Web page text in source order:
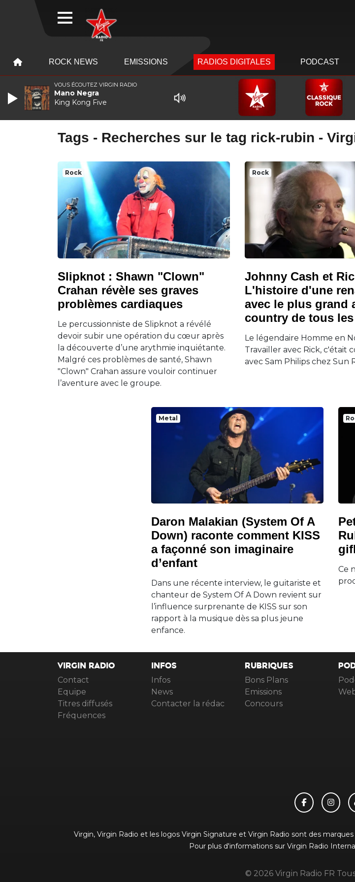
ROCK NEWS EMISSIONS RADIOS DIGITALES PODCAST
Tags - Recherches sur le tag rick-rubin -
Rock
Slipknot : Shawn "Clown"
Crahan révèle ses graves
problèmes cardiaques
Le percussionniste de Slipknot a révélé
devoir subir une opération du cœur après
la découverte d’une arythmie inquiétante.
Malgré ces problèmes de santé, Shawn
"Clown" Crahan assure vouloir continuer
l’aventure avec le groupe.
Rock
Johnny Cash et
L'histoire d'une
avec le plus grand
country de tous
Le légendaire Homme en
Travailler avec Rick, c'était
avec Sam Philips chez Sun
Metal
Daron Malakian (System Of A
Down) raconte comment KISS
a façonné son imaginaire
d’enfant
Dans une récente interview, le guitariste et
chanteur de System Of A Down revient sur
l’influence surprenante de KISS sur son
rapport à la musique dès sa plus jeune
enfance.
Ce
VIRGIN RADIO
Contact
Equipe
Titres diffusés
Fréquences
INFOS
Infos
News
Contacter la rédac
RUBRIQUES
Bons Plans
Emissions
Concours
Virgin, Virgin Radio et les logos Virgin Signature et Virgin Radio sont des
Pour plus d'informations sur Virgin Radio
© 2026 Virgin Radio FR
VOUS ÉCOUTEZ VIRGIN RADIO
Mano Negra
King Kong Five
WEBRADIO